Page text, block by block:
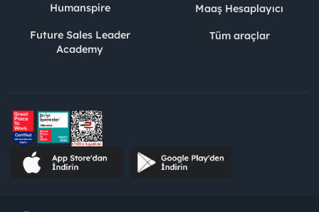
Humanspire
Future Sales Leader
Academy
Maaş Hesaplayıcı
Tüm araçlar